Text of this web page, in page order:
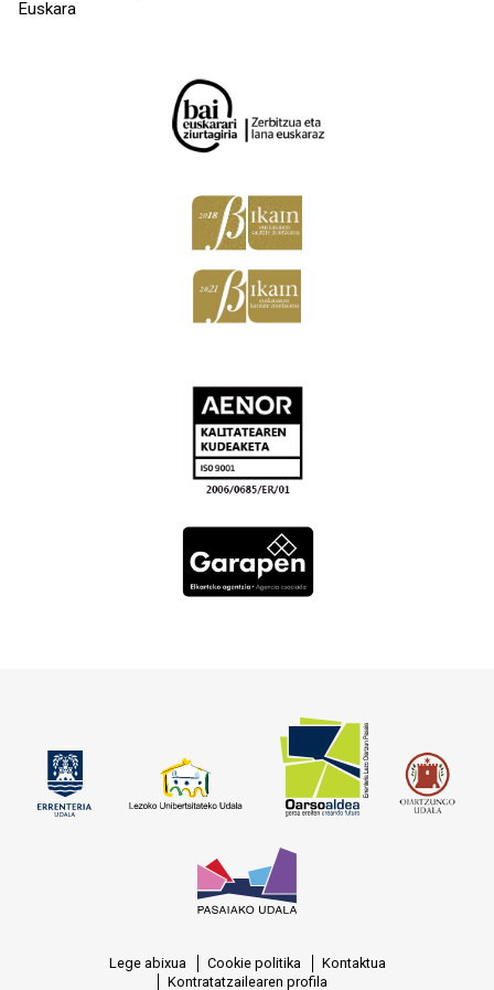
Euskara
Lege abixua Cookie politika
Kontaktua
Kontratatzailearen profila